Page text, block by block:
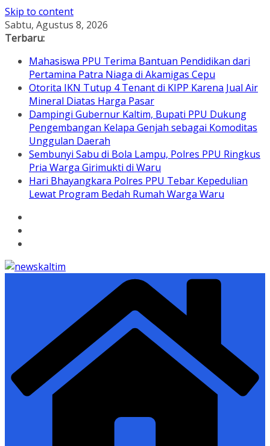
Skip to content
Sabtu, Agustus 8, 2026
Terbaru:
Mahasiswa PPU Terima Bantuan Pendidikan dari
Pertamina Patra Niaga di Akamigas Cepu
Otorita IKN Tutup 4 Tenant di KIPP Karena Jual Air
Mineral Diatas Harga Pasar
Dampingi Gubernur Kaltim, Bupati PPU Dukung
Pengembangan Kelapa Genjah sebagai Komoditas
Unggulan Daerah
Sembunyi Sabu di Bola Lampu, Polres PPU Ringkus
Pria Warga Girimukti di Waru
Hari Bhayangkara Polres PPU Tebar Kepedulian
Lewat Program Bedah Rumah Warga Waru